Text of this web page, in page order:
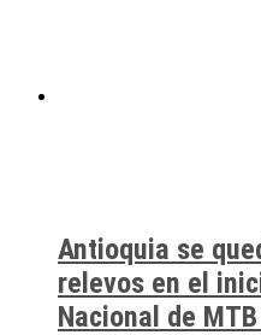
Antioquia se
relevos en el
Nacional de